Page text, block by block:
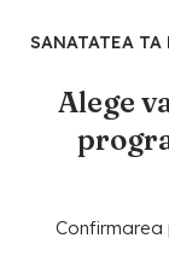
SANATATEA TA
Alege
Confirmarea